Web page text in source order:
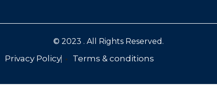
© 2023 . All Rights Reserved.
Privacy Policy Terms & conditions